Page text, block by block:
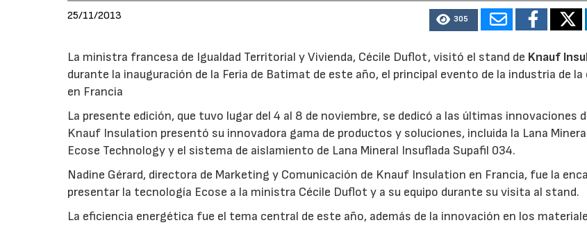
25/11/2013 305
La ministra francesa de Igualdad Territorial y Vivienda, Cécile Duflot, visitó el stand de Knauf
durante la inauguración de la Feria de Batimat de este año, el principal evento de la industria de
en Francia
La presente edición, que tuvo lugar del 4 al 8 de noviembre, se dedicó a las últimas innovaciones
Knauf Insulation presentó su innovadora gama de productos y soluciones, incluida la Lana
Ecose Technology y el sistema de aislamiento de Lana Mineral Insuflada Supafil 034.
Nadine Gérard, directora de Marketing y Comunicación de Knauf Insulation en Francia, fue la
presentar la tecnología Ecose a la ministra Cécile Duflot y a su equipo durante su visita al stand.
La eficiencia energética fue el tema central de este año, además de la innovación en los